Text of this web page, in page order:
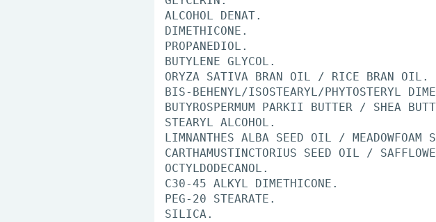
ALCOHOL DENAT.
DIMETHICONE.
PROPANEDIOL.
BUTYLENE GLYCOL.
ORYZA SATIVA BRAN OIL / RICE BRAN OIL.
BIS-BEHENYL/ISOSTEARYL/PHYTOSTERYL
BUTYROSPERMUM PARKII BUTTER / SHEA
STEARYL ALCOHOL.
LIMNANTHES ALBA SEED OIL / MEADOWFOAM
CARTHAMUSTINCTORIUS SEED OIL /
OCTYLDODECANOL.
C30-45 ALKYL DIMETHICONE.
PEG-20 STEARATE.
SILICA.